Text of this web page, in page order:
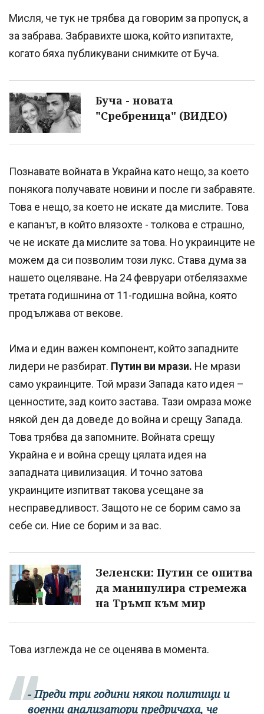
Мисля, че тук не трябва да говорим за пропуск, а
за забрава. Забравихте шока, който изпитахте,
когато бяха публикувани снимките от Буча.
Буча - новата
"Сребреница" (ВИДЕО)
Познавате войната в Украйна като нещо, за което
понякога получавате новини и после ги забравяте.
Това е нещо, за което не искате да мислите. Това
е капанът, в който влязохте - толкова е страшно,
че не искате да мислите за това. Но украинците не
можем да си позволим този лукс. Става дума за
нашето оцеляване. На 24 февруари отбелязахме
третата годишнина от 11-годишна война, която
продължава от векове.
Има и един важен компонент, който западните
лидери не разбират. Путин ви мрази. Не мрази
само украинците. Той мрази Запада като идея –
ценностите, зад които застава. Тази омраза може
някой ден да доведе до война и срещу Запада.
Това трябва да запомните. Войната срещу
Украйна е и война срещу цялата идея на
западната цивилизация. И точно затова
украинците изпитват такова усещане за
несправедливост. Защото не се борим само за
себе си. Ние се борим и за вас.
Зеленски: Путин се опитва
да манипулира стремежа
на Тръмп към мир
Това изглежда не се оценява в момента.
- Преди три години някои политици и
военни анализатори предричаха, че